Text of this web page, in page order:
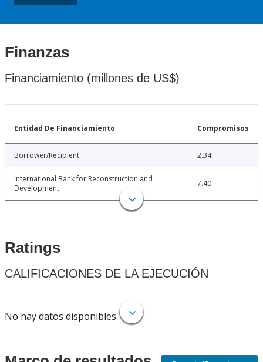
Finanzas
Financiamiento (millones de US$)
Entidad De Financiamiento Compromisos
Borrower/Recipient 2.34
International Bank for Reconstruction and
Development
7.40
Ratings
CALIFICACIONES DE LA EJECUCIÓN
No hay datos disponibles.